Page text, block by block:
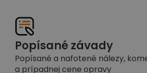
Popísané závady
Popísané a nafotené nálezy,
a prípadnej cene opravy